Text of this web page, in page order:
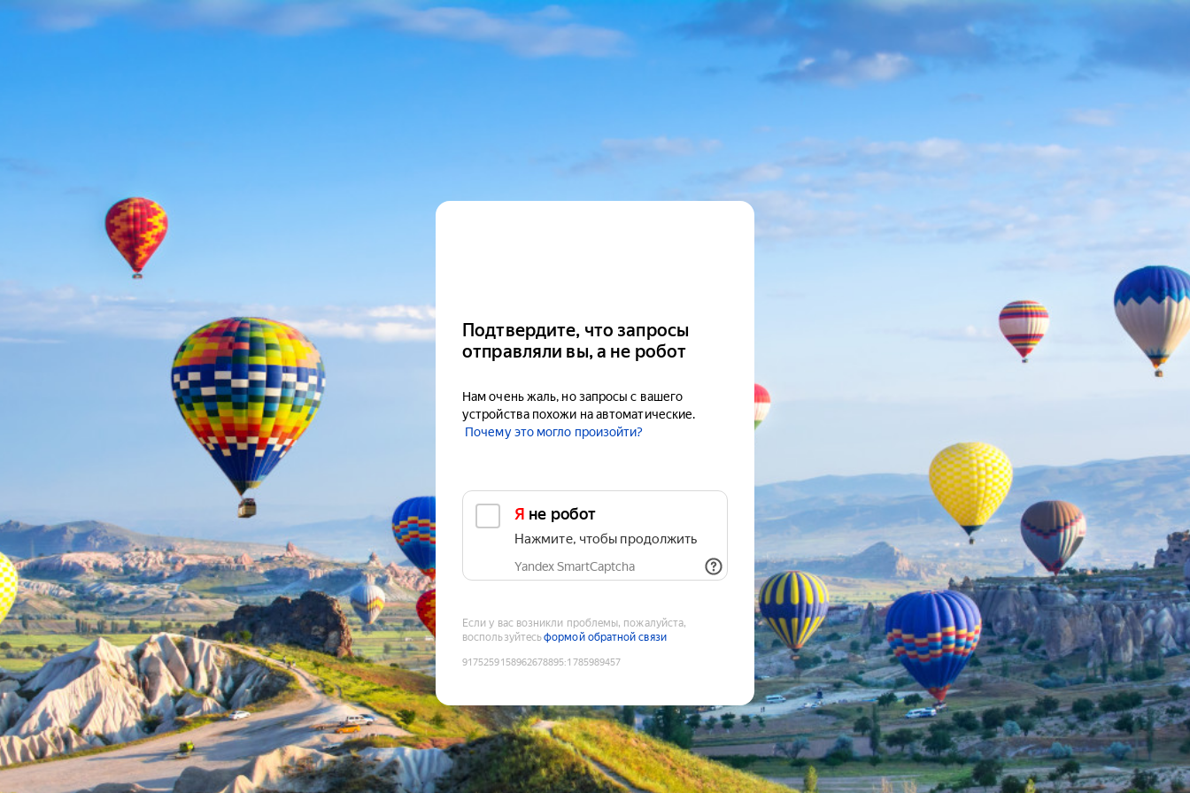
Подтвердите, что запросы
отправляли вы, а не робот
Нам очень жаль, но запросы с вашего
устройства похожи на автоматические.
Почему это могло произойти?
Я не робот
Нажмите, чтобы продолжить
Yandex SmartCaptcha
Если у вас возникли проблемы, пожалуйста,
воспользуйтесьформой обратной связи
9175259158962678895:1785989457